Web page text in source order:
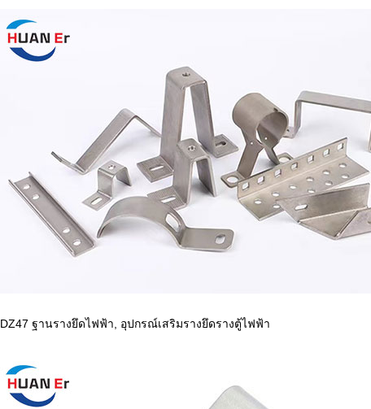
DZ47 ฐานรางยึดไฟฟ้า, อุปกรณ์เสริมรางยึดรางตู้ไฟฟ้า